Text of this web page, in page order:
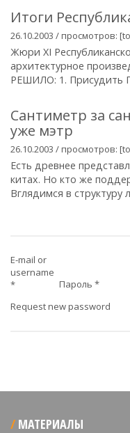
Итоги
26.10.2003 / просмотров:
Жюри XI
архитектурное
РЕШИЛО: 1. Присудить
Сантиметр за
уже мэтр
26.10.2003 / просмотров:
Есть древнее
китах. Но кто же
Вглядимся в структуру
E-mail or
username
*
Пароль *
Request new password
МАТЕРИАЛЫ